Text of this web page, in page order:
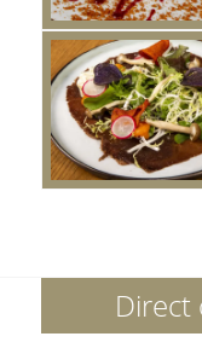
Direct